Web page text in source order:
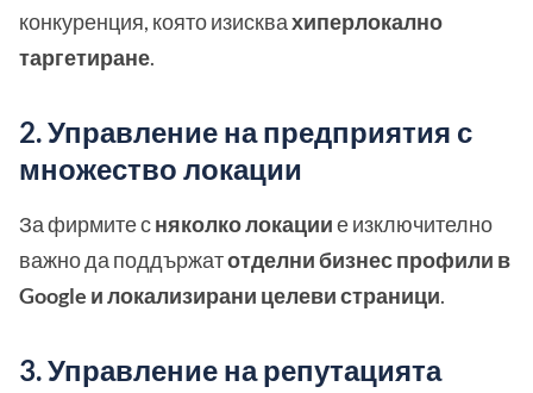
конкуренция, която изисквахиперлокално
таргетиране.
2. Управление на предприятия с
множество локации
За фирмите сняколко локациие изключително
важно да поддържатотделни бизнес профили в
Google и локализирани целеви страници.
3. Управление на репутацията